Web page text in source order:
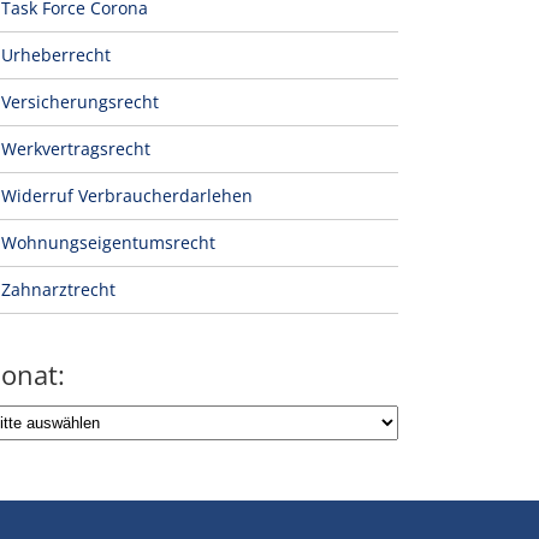
Task Force Corona
Urheberrecht
Versicherungsrecht
Werkvertragsrecht
Widerruf Verbraucherdarlehen
Wohnungseigentumsrecht
Zahnarztrecht